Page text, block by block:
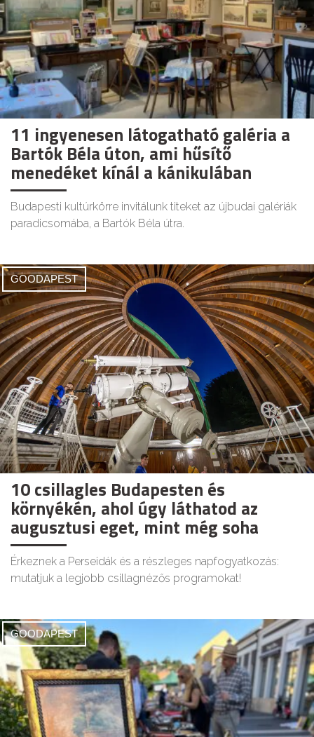
11 ingyenesen látogatható galéria a
Bartók Béla úton, ami hűsítő
menedéket kínál a kánikulában
Budapesti kultúrkörre invitálunk titeket az újbudai galériák
paradicsomába, a Bartók Béla útra.
GOODAPEST
10 csillagles Budapesten és
környékén, ahol úgy láthatod az
augusztusi eget, mint még soha
Érkeznek a Perseidák és a részleges napfogyatkozás:
mutatjuk a legjobb csillagnézős programokat!
GOODAPEST